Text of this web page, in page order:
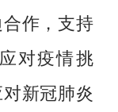
作，支持
对疫情挑
新冠肺炎